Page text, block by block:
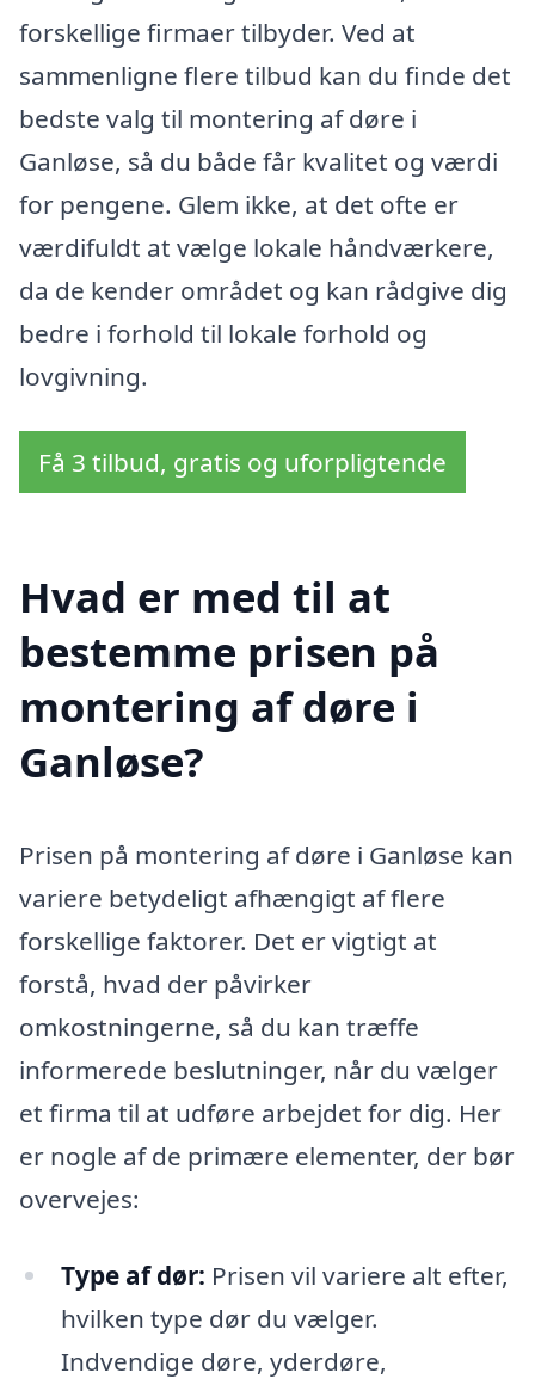
forskellige firmaer tilbyder. Ved at
sammenligne flere tilbud kan du finde det
bedste valg til montering af døre i
Ganløse, så du både får kvalitet og værdi
for pengene. Glem ikke, at det ofte er
værdifuldt at vælge lokale håndværkere,
da de kender området og kan rådgive dig
bedre i forhold til lokale forhold og
lovgivning.
Få 3 tilbud, gratis og uforpligtende
Hvad er med til at
bestemme prisen på
montering af døre i
Ganløse?
Prisen på montering af døre i Ganløse kan
variere betydeligt afhængigt af flere
forskellige faktorer. Det er vigtigt at
forstå, hvad der påvirker
omkostningerne, så du kan træffe
informerede beslutninger, når du vælger
et firma til at udføre arbejdet for dig. Her
er nogle af de primære elementer, der bør
overvejes:
Type af dør: Prisen vil variere alt efter,
hvilken type dør du vælger.
Indvendige døre, yderdøre,